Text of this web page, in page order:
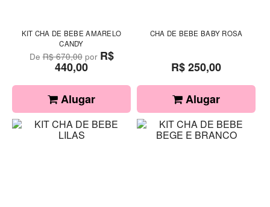
KIT CHA DE BEBE AMARELO
CANDY
DeR$ 670,00por R$
440,00
Alugar
CHA DE BEBE BABY ROSA
R$ 250,00
Alugar